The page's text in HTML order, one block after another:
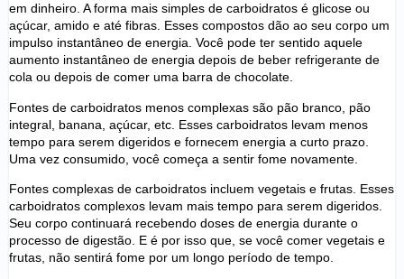
em dinheiro. A forma mais simples de carboidratos é glicose ou
açúcar, amido e até fibras. Esses compostos dão ao seu corpo um
impulso instantâneo de energia. Você pode ter sentido aquele
aumento instantâneo de energia depois de beber refrigerante de
cola ou depois de comer uma barra de chocolate.
Fontes de carboidratos menos complexas são pão branco, pão
integral, banana, açúcar, etc. Esses carboidratos levam menos
tempo para serem digeridos e fornecem energia a curto prazo.
Uma vez consumido, você começa a sentir fome novamente.
Fontes complexas de carboidratos incluem vegetais e frutas. Esses
carboidratos complexos levam mais tempo para serem digeridos.
Seu corpo continuará recebendo doses de energia durante o
processo de digestão. E é por isso que, se você comer vegetais e
frutas, não sentirá fome por um longo período de tempo.